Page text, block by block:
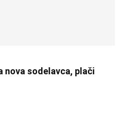
nova sodelavca, plači